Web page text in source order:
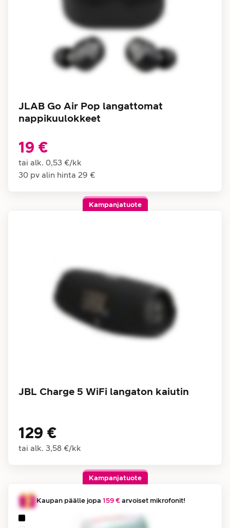
JLAB Go Air Pop langattomat
nappikuulokkeet
19 €
tai alk. 0,53 €/kk
30 pv alin hinta 29 €
Kampanjatuote
JBL Charge 5 WiFi langaton kaiutin
129 €
tai alk. 3,58 €/kk
Kampanjatuote
Kaupan päälle jopa 159 €arvoiset mikrofonit!